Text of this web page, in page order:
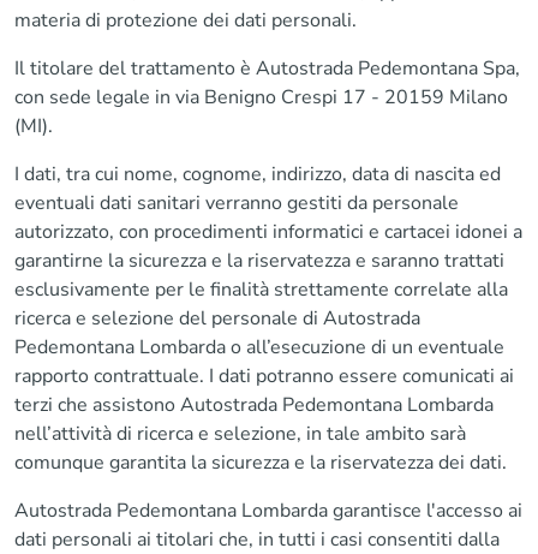
materia di protezione dei dati personali.
Il titolare del trattamento è Autostrada Pedemontana Spa,
con sede legale in via Benigno Crespi 17 - 20159 Milano
(MI).
I dati, tra cui nome, cognome, indirizzo, data di nascita ed
eventuali dati sanitari verranno gestiti da personale
autorizzato, con procedimenti informatici e cartacei idonei a
garantirne la sicurezza e la riservatezza e saranno trattati
esclusivamente per le finalità strettamente correlate alla
ricerca e selezione del personale di Autostrada
Pedemontana Lombarda o all’esecuzione di un eventuale
rapporto contrattuale. I dati potranno essere comunicati ai
terzi che assistono Autostrada Pedemontana Lombarda
nell’attività di ricerca e selezione, in tale ambito sarà
comunque garantita la sicurezza e la riservatezza dei dati.
Autostrada Pedemontana Lombarda garantisce l'accesso ai
dati personali ai titolari che, in tutti i casi consentiti dalla